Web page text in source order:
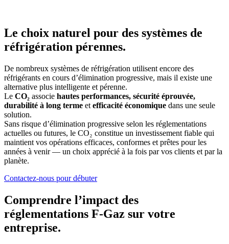
Le choix naturel pour des systèmes de
réfrigération pérennes.
De nombreux systèmes de réfrigération utilisent encore des
réfrigérants en cours d’élimination progressive, mais il existe une
alternative plus intelligente et pérenne.
Le CO₂ associe hautes performances, sécurité éprouvée,
durabilité à long terme et efficacité économique dans une seule
solution.
Sans risque d’élimination progressive selon les réglementations
actuelles ou futures, le CO₂ constitue un investissement fiable qui
maintient vos opérations efficaces, conformes et prêtes pour les
années à venir — un choix apprécié à la fois par vos clients et par la
planète.
Contactez-nous pour débuter
Comprendre l’impact des
réglementations F‑Gaz sur votre
entreprise.